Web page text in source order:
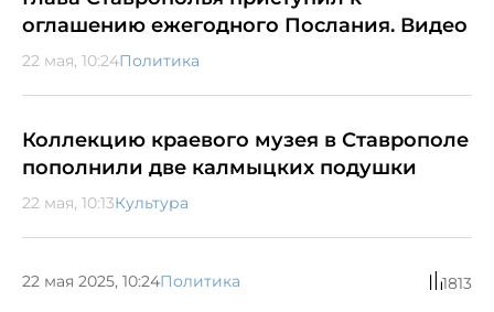
оглашению ежегодного Послания. Видео
22 мая, 10:24Политика
Коллекцию краевого музея в Ставрополе
пополнили две калмыцких подушки
22 мая, 10:13Культура
22 мая 2025, 10:24Политика 1813